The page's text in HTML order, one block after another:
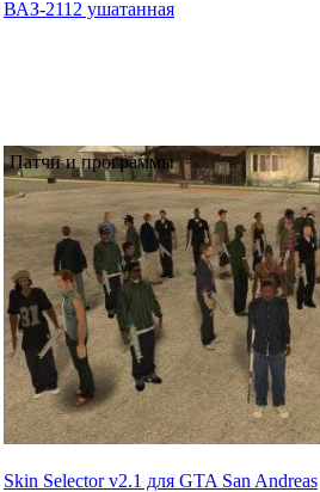
ВАЗ-2112 ушатанная
Патчи и программы
Skin Selector v2.1 для GTA San Andreas